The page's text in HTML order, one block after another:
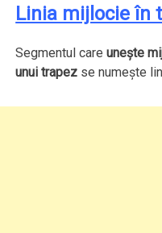
Linia mijlocie în
Segmentul careuneşte
unui trapez se numeşte